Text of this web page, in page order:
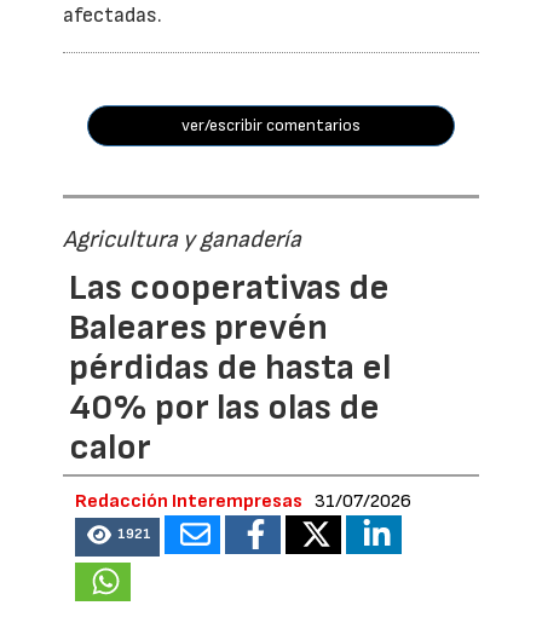
afectadas.
ver/escribir comentarios
Agricultura y ganadería
Las cooperativas de
Baleares prevén
pérdidas de hasta el
40% por las olas de
calor
Redacción Interempresas 31/07/2026
1921